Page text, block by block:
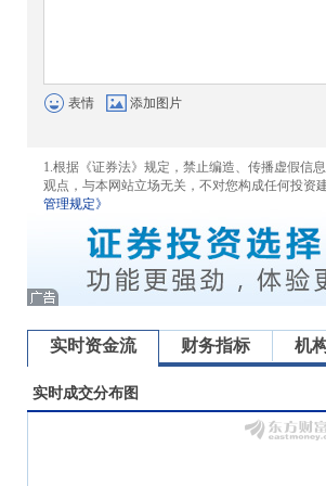
表情 添加图片
1.根据《证券法》规定，禁止编造、传播虚假信
观点，与本网站立场无关，不对您构成任何投资
管理规定》
实时资金流 财务指标 机
实时成交分布图